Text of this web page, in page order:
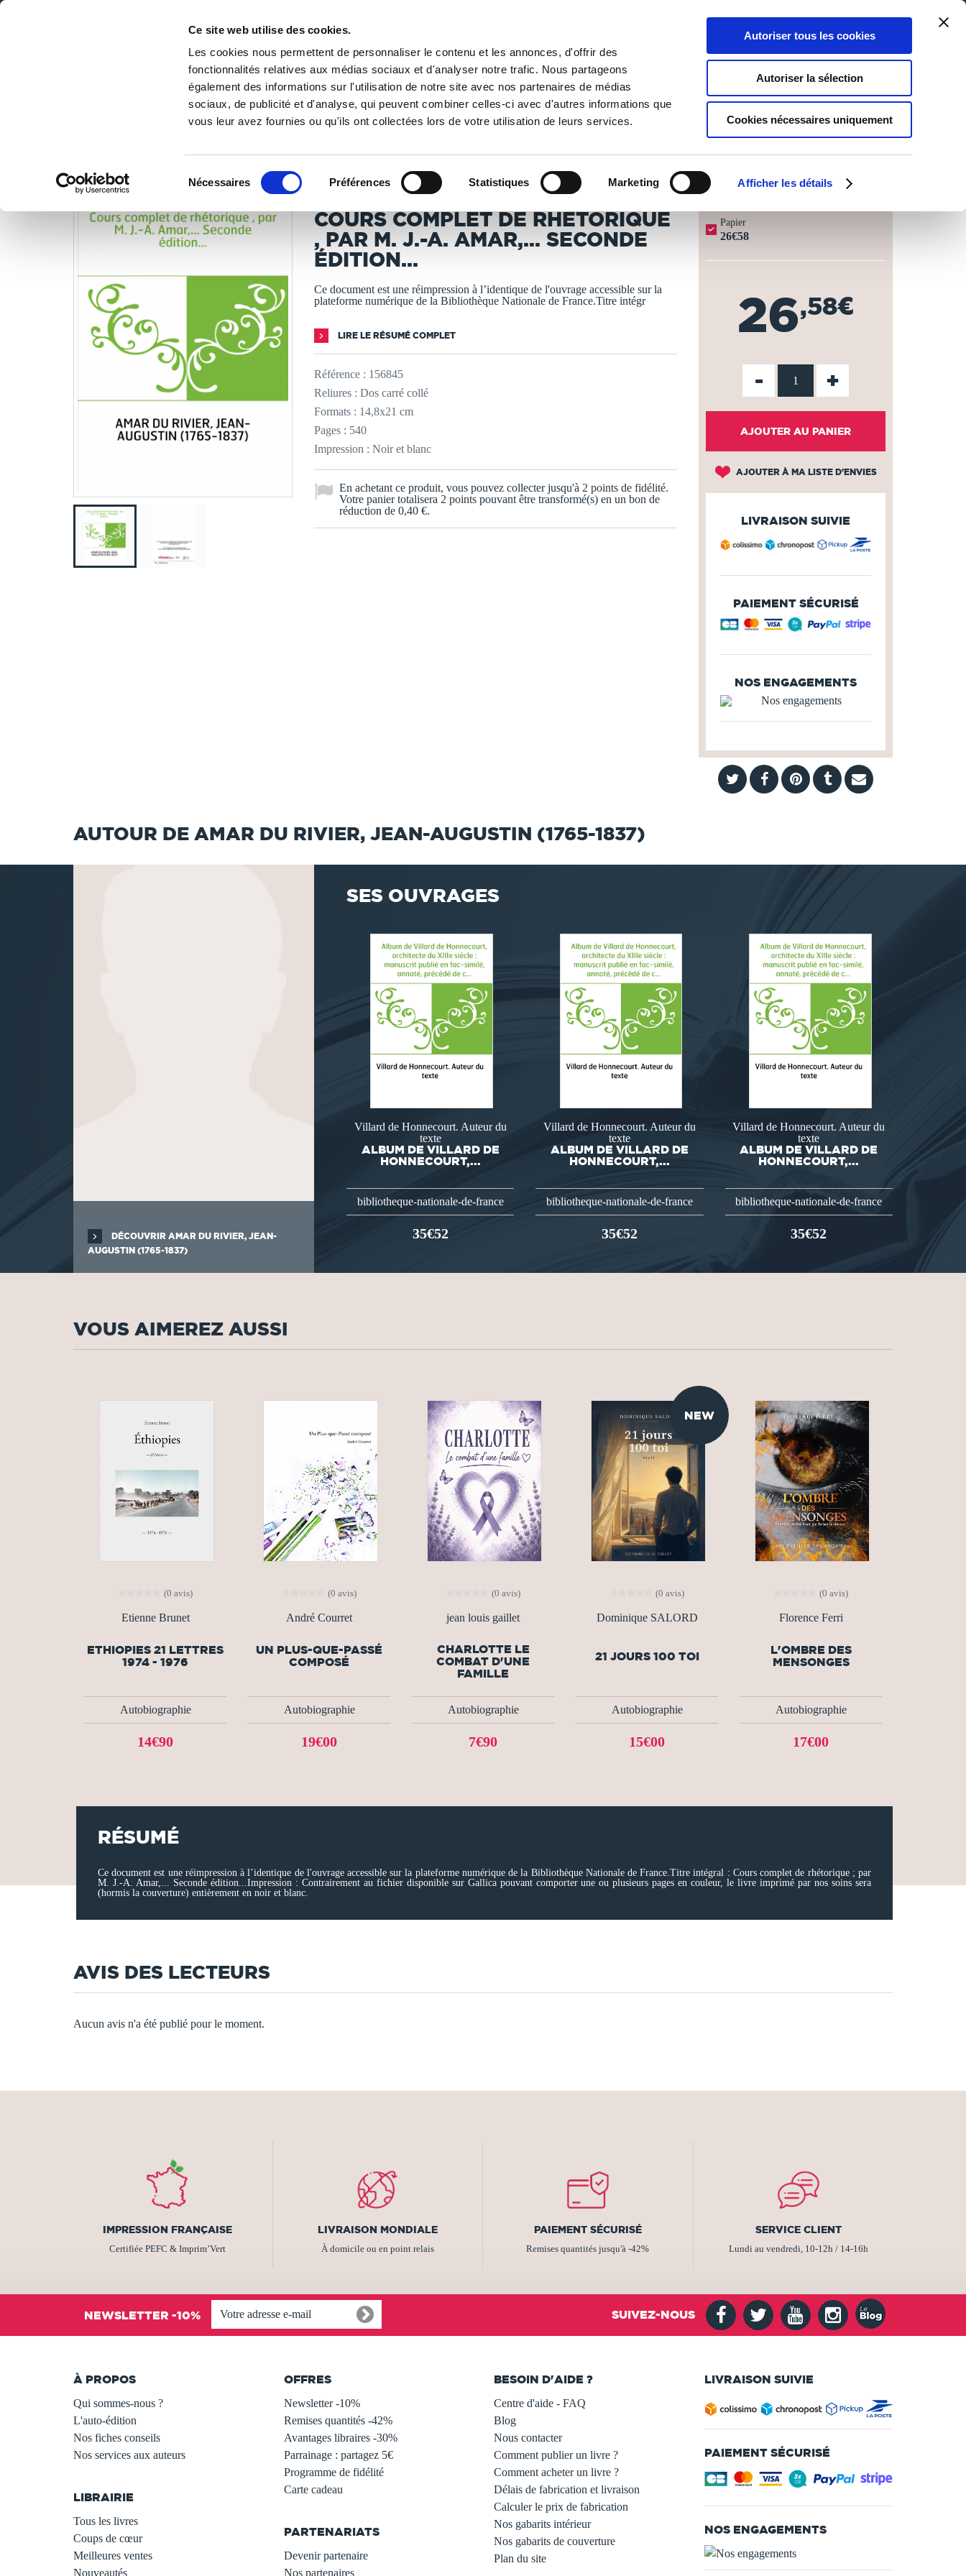
Ce site web utilise des cookies.
Les cookies nous permettent de personnaliser le contenu et les annonces, d'offrir des
fonctionnalités relatives aux médias sociaux et d'analyser notre trafic. Nous partageons
également des informations sur l'utilisation de notre site avec nos partenaires de médias
sociaux, de publicité et d'analyse, qui peuvent combiner celles-ci avec d'autres informations que
vous leur avez fournies ou qu'ils ont collectées lors de votre utilisation de leurs services.
Nécessaires Préférences Statistiques Marketing Afficher les détails
Autoriser tous les cookies
Autoriser la sélection
Cookies nécessaires uniquement
DE LA PAGE BLANCHE... AU BEST SELLER
0
Panier
0
Ma liste
Connexion
PUBLIER UN LIVRE LIBRAIRIE
/ Libres de droits / Bibliothèque Nationale de France / Cours complet de rhétorique , par M. J.-A. Amar,... Seconde édition...
LES LIVRES SONT IMPRIMÉS À LA DEMANDE - DÉLAI ACTUEL : 3 À 5 JOURS OUVRÉS ⏱️
Amar Du Rivier, Jean-Augustin (1765-1837)
COURS COMPLET DE RHÉTORIQUE
, PAR M. J.-A. AMAR,... SECONDE
ÉDITION...
Ce document est une réimpression à l’identique de l'ouvrage accessible sur la
plateforme numérique de la Bibliothèque Nationale de France.Titre intégr
LIRE LE RÉSUMÉ COMPLET
Référence : 156845
Reliures : Dos carré collé
Formats : 14,8x21 cm
Pages : 540
Impression : Noir et blanc
En achetant ce produit, vous pouvez collecter jusqu'à 2 points de fidélité.
Votre panier totalisera 2 points pouvant être transformé(s) en un bon de
réduction de 0,40 €.
Papier
26€58
26,58€
- +
AJOUTER AU PANIER
AJOUTER À MA LISTE D'ENVIES
LIVRAISON SUIVIE
PAIEMENT SÉCURISÉ
NOS ENGAGEMENTS
AUTOUR DE AMAR DU RIVIER, JEAN-AUGUSTIN (1765-1837)
DÉCOUVRIR AMAR DU RIVIER, JEAN-
AUGUSTIN (1765-1837)
SES OUVRAGES
Villard de Honnecourt. Auteur du
texte
ALBUM DE VILLARD DE
HONNECOURT,...
bibliotheque-nationale-de-france
35€52
Villard de Honnecourt. Auteur du
texte
ALBUM DE VILLARD DE
HONNECOURT,...
bibliotheque-nationale-de-france
35€52
Villard de Honnecourt. Auteur du
texte
ALBUM DE VILLARD DE
HONNECOURT,...
bibliotheque-nationale-de-france
35€52
VOUS AIMEREZ AUSSI
(0 avis)
Etienne Brunet
ETHIOPIES 21 LETTRES
1974 - 1976
Autobiographie
14€90
(0 avis)
André Courret
UN PLUS-QUE-PASSÉ
COMPOSÉ
Autobiographie
19€00
(0 avis)
jean louis gaillet
CHARLOTTE LE
COMBAT D'UNE
FAMILLE
Autobiographie
7€90
NEW
(0 avis)
Dominique SALORD
21 JOURS 100 TOI
Autobiographie
15€00
(0 avis)
Florence Ferri
L'OMBRE DES
MENSONGES
Autobiographie
17€00
RÉSUMÉ
Ce document est une réimpression à l’identique de l'ouvrage accessible sur la plateforme numérique de la Bibliothèque Nationale de France.Titre intégral : Cours complet de rhétorique ; par
M. J.-A. Amar,... Seconde édition...Impression : Contrairement au fichier disponible sur Gallica pouvant comporter une ou plusieurs pages en couleur, le livre imprimé par nos soins sera
(hormis la couverture) entièrement en noir et blanc.
AVIS DES LECTEURS
Aucun avis n'a été publié pour le moment.
IMPRESSION FRANÇAISE
Certifiée PEFC & Imprim’Vert
LIVRAISON MONDIALE
À domicile ou en point relais
PAIEMENT SÉCURISÉ
Remises quantités jusqu'à -42%
SERVICE CLIENT
Lundi au vendredi, 10-12h / 14-16h
NEWSLETTER -10% SUIVEZ-NOUS
À PROPOS
Qui sommes-nous ?
L'auto-édition
Nos fiches conseils
Nos services aux auteurs
LIBRAIRIE
Tous les livres
Coups de cœur
Meilleures ventes
Nouveautés
OFFRES
Newsletter -10%
Remises quantités -42%
Avantages libraires -30%
Parrainage : partagez 5€
Programme de fidélité
Carte cadeau
PARTENARIATS
Devenir partenaire
Nos partenaires
BESOIN D'AIDE ?
Centre d'aide - FAQ
Blog
Nous contacter
Comment publier un livre ?
Comment acheter un livre ?
Délais de fabrication et livraison
Calculer le prix de fabrication
Nos gabarits intérieur
Nos gabarits de couverture
Plan du site
LIVRAISON SUIVIE
PAIEMENT SÉCURISÉ
NOS ENGAGEMENTS